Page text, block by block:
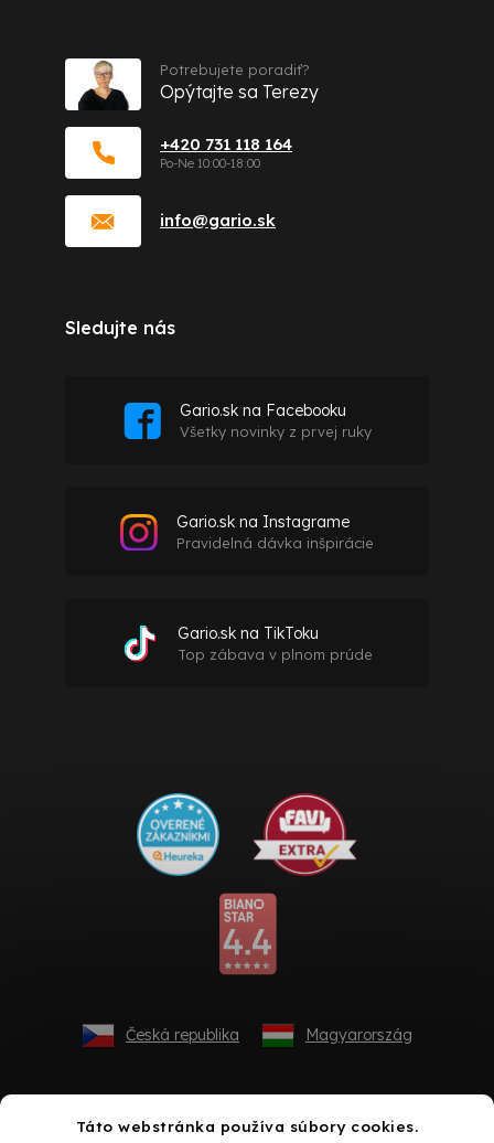
Táto webstránka používa súbory cookies.
info@gario.sk
+420 731 118 164
Potrebujete poradiť?
Opýtajte sa Terezy
Sledujte nás
Gario.sk na Facebooku
Všetky novinky z prvej ruky
Gario.sk na Instagrame
Pravidelná dávka inšpirácie
Gario.sk na TikToku
Top zábava v plnom prúde
Česká republika Magyarország